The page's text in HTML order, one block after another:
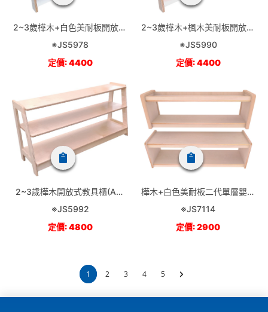
2~3歲樺木+白色美耐板開放式
※JS5978
定價: 4400
2~3歲樺木+楓木美耐板開放式
※JS5990
定價: 4400
2~3歲樺木開放式教具櫃(A字
※JS5992
定價: 4800
樺木+白色美耐板二代單層嬰幼
※JS7114
定價: 2900
1 2 3 4 5